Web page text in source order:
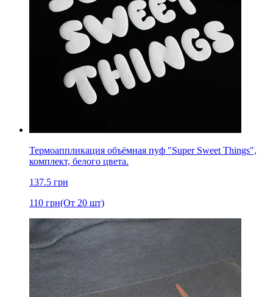
Термоаппликация объёмная пуф "Super Sweet Things",
комплект, белого цвета.
137.5 грн
110 грн(От 20 шт)